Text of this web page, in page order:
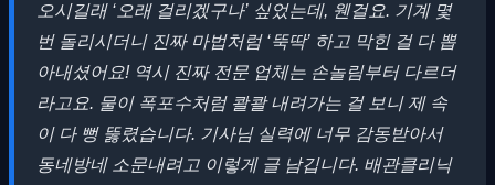
오시길래 ‘오래 걸리겠구나’ 싶었는데, 웬걸요. 기계 몇
번 돌리시더니 진짜 마법처럼 ‘뚝딱’ 하고 막힌 걸 다 뽑
아내셨어요! 역시 진짜 전문 업체는 손놀림부터 다르더
라고요. 물이 폭포수처럼 콸콸 내려가는 걸 보니 제 속
이 다 뻥 뚫렸습니다. 기사님 실력에 너무 감동받아서
동네방네 소문내려고 이렇게 글 남깁니다. 배관클리닉